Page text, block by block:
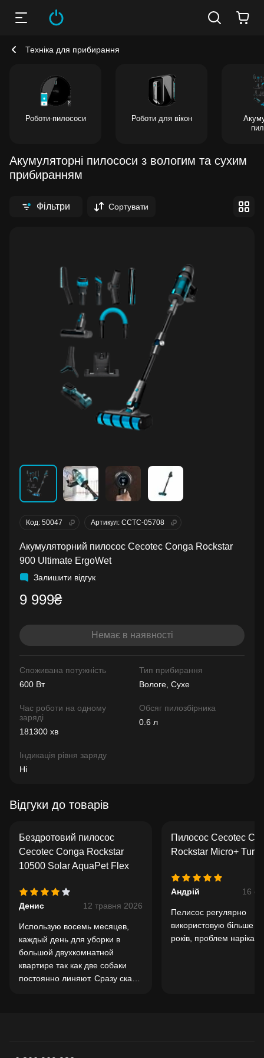
Техніка для прибирання
Роботи-пилососи Роботи для вікон
Акумуляторні пилососи з вологим та сухим
прибиранням
Фільтри Сортувати
Код: 50047 Артикул: CCTC-05708
Акумуляторний пилосос Cecotec Conga Rockstar
900 Ultimate ErgoWet
Залишити відгук
9 999₴
Немає в наявності
Споживана потужність
600 Вт
Тип прибирання
Вологе, Сухе
Час роботи на одному
заряді
181300 хв
Обсяг пилозбірника
0.6 л
Індикація рівня заряду
Ні
Відгуки до товарів
Бездротовий пилосос
Cecotec Conga Rockstar
10500 Solar AquaPet Flex
Денис 12 травня 2026
Использую восемь месяцев,
каждый день для уборки в
большой двухкомнатной
квартире так как две собаки
постоянно линяют. Сразу скажу
Пилосос Cecotec
Rockstar Micro+
Андрій 16
Пелисос регулярно
використовую більше
років, проблем